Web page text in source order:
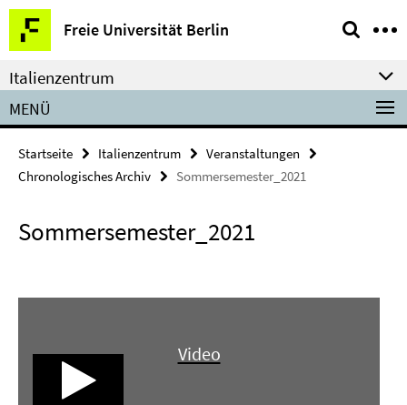
Springe
direkt
zu
Inhalt
Freie Universität Berlin
Service-
Navigation
Italienzentrum
MENÜ
Startseite Italienzentrum
Veranstaltungen
Chronologisches Archiv
Sommersemester_2021
Sommersemester_2021
Video